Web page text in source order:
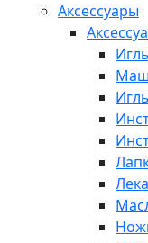
Аксессуары